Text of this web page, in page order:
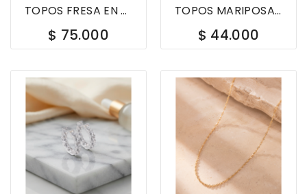
TOPOS FRESA EN PLATA LEY 925 CON CIRCONES 622333
$ 75.000
TOPOS MARIPOSA EN PLATA LEY 925 CON CIRCONES...
$ 44.000